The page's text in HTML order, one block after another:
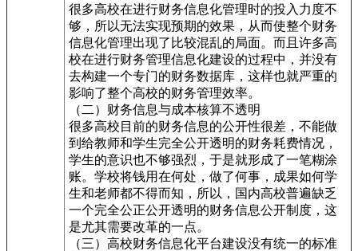
很多高校在进行财务信息化管理时的投入力度不
够，所以无法实现预期的效果，从而使整个财务
信息化管理出现了比较混乱的局面。而且许多高
校在进行财务管理信息化建设的过程中，并没有
去构建一个专门的财务数据库，这样也就严重的
影响了整个高校的财务管理效率。
（二）财务信息与成本核算不透明
很多高校目前的财务信息的公开性很差，不能做
到给教师和学生完全公开透明的财务耗费情况，
学生的意识也不够强烈，于是就形成了一笔糊涂
账。学校将钱用在何处，做了何事，成果如何学
生和老师都不得而知，所以，国内高校普遍缺乏
一个完全公正公开透明的财务信息公开制度，这
是尤其需要改革的一点。
（三）高校财务信息化平台建设没有统一的标准